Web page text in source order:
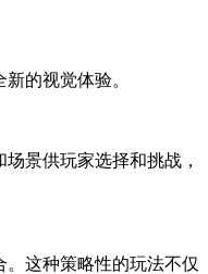
的视觉体验。
景供玩家选择和挑战，
这种策略性的玩法不仅